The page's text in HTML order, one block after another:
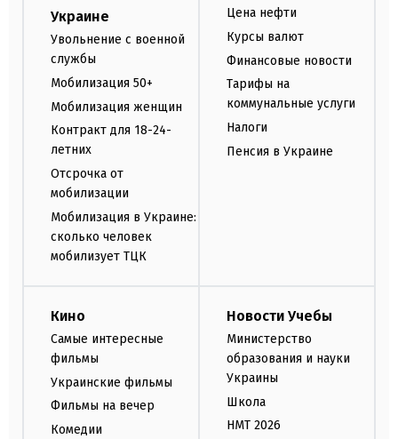
Украине
Увольнение с военной
службы
Мобилизация 50+
Мобилизация женщин
Контракт для 18-24-
летних
Отсрочка от
мобилизации
Мобилизация в Украине:
сколько человек
мобилизует ТЦК
Цена нефти
Курсы валют
Финансовые новости
Тарифы на
коммунальные услуги
Налоги
Пенсия в Украине
Кино
Самые интересные
фильмы
Украинские фильмы
Фильмы на вечер
Комедии
Новости Учебы
Министерство
образования и науки
Украины
Школа
НМТ 2026